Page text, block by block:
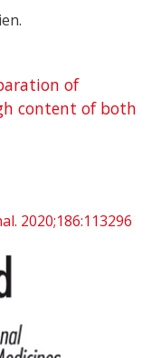
of
content of both
2020;186:113296